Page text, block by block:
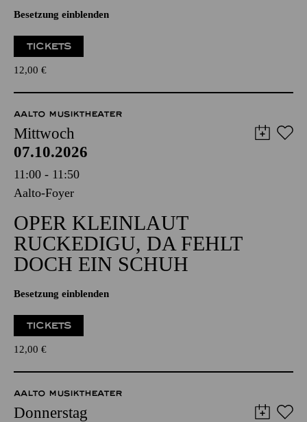
Besetzung einblenden
TICKETS
12,00 €
AALTO MUSIKTHEATER
Mittwoch
07.10.2026
11:00 - 11:50
Aalto-Foyer
OPER KLEINLAUT
RUCKEDIGU, DA FEHLT
DOCH EIN SCHUH
Besetzung einblenden
TICKETS
12,00 €
AALTO MUSIKTHEATER
Donnerstag